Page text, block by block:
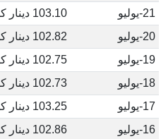
21-يوليو
103.10 دينار كويتي
20-يوليو
102.82 دينار كويتي
19-يوليو
102.75 دينار كويتي
18-يوليو
102.73 دينار كويتي
17-يوليو
103.25 دينار كويتي
16-يوليو
102.86 دينار كويتي